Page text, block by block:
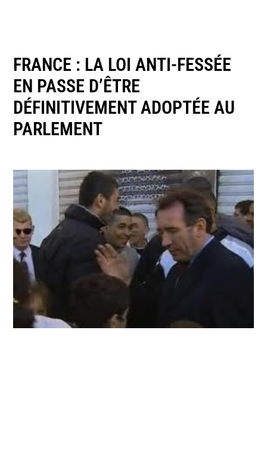
FRANCE : LA LOI ANTI-FESSÉE
EN PASSE D’ÊTRE
DÉFINITIVEMENT ADOPTÉE AU
PARLEMENT